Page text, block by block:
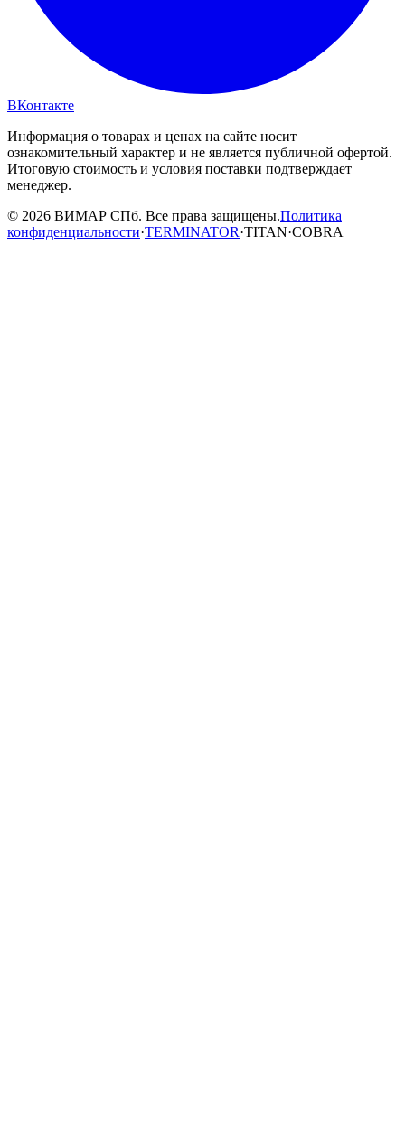
ВКонтакте
Информация о товарах и ценах на сайте носит
ознакомительный характер и не является публичной офертой.
Итоговую стоимость и условия поставки подтверждает
менеджер.
© 2026 ВИМАР СПб. Все права защищены.Политика
конфиденциальности·TERMINATOR·TITAN·COBRA